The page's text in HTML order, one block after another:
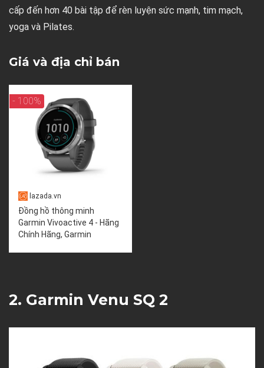
cấp đến hơn 40 bài tập để rèn luyện sức mạnh, tim mạch,
yoga và Pilates.
Giá và địa chỉ bán
- 100%
lazada.vn
Đồng hồ thông minh
Garmin Vivoactive 4 - Hãng
Chính Hãng, Garmin
2. Garmin Venu SQ 2